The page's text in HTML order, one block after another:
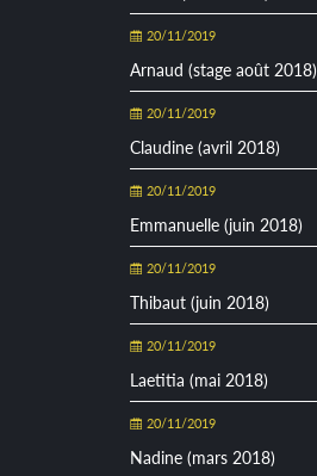
20/11/2019
Arnaud (stage août 2018)
20/11/2019
Claudine (avril 2018)
20/11/2019
Emmanuelle (juin 2018)
20/11/2019
Thibaut (juin 2018)
20/11/2019
Laetitia (mai 2018)
20/11/2019
Nadine (mars 2018)